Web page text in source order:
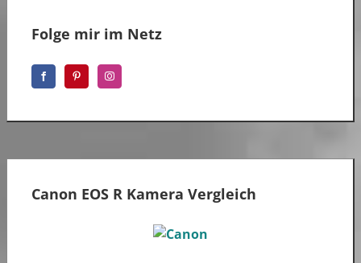
Folge mir im Netz
Canon EOS R Kamera Vergleich